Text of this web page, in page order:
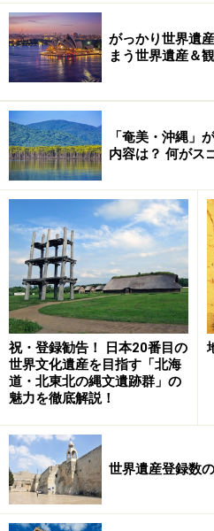
上へ上へ――
外からその姿を眺めるとフワ
な勢いを感じ、中に入って全
と空へと吸い上げられるよう
南ファサード。ファサードは建
南・北の各ファサードに巨大な
上へ上へ。天へ天へ。
カテドラル（大聖堂／ドゥオ
司るカトリック教会の司教が
れた教会堂のことをいう。ヨ
民地の都市には必ず中心にカ
睨するようにそびえている。
カテドラルの主な役割はふた
ねること。そしてもうひとつ
がっかり世界遺
まう世界遺産＆
「奄美・沖縄」
内容は？ 何がス
祝・登録勧告！ 日本20番目の
世界文化遺産を目指す「北海
道・北東北の縄文遺跡群」の
魅力を徹底解説！
世界遺産登録数